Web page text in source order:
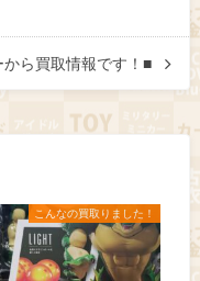
ら買取情報です！■
こんなの買取りました！